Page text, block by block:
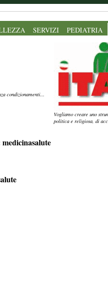
SERVIZI PEDIATRIA
condizionamenti...
Vogliamo creare uno
politica e religiosa, di
medicinasalute